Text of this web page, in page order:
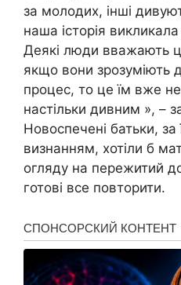
за молодих, інші
наша історія
Деякі люди вважають
якщо вони зрозуміють
процес, то це їм вже
настільки дивним », –
Новоспечені батьки, за
визнанням, хотіли б
огляду на пережитий
готові все повторити.